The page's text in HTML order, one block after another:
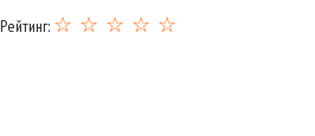
Рейтинг: ☆ ☆ ☆ ☆ ☆